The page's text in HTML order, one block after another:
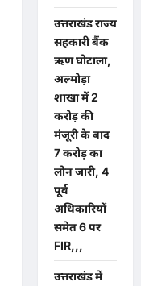
उत्तराखंड राज्य
सहकारी बैंक
ऋण घोटाला,
अल्मोड़ा
शाखा में 2
करोड़ की
मंजूरी के बाद
7 करोड़ का
लोन जारी, 4
पूर्व
अधिकारियों
समेत 6 पर
FIR,,,
उत्तराखंड में